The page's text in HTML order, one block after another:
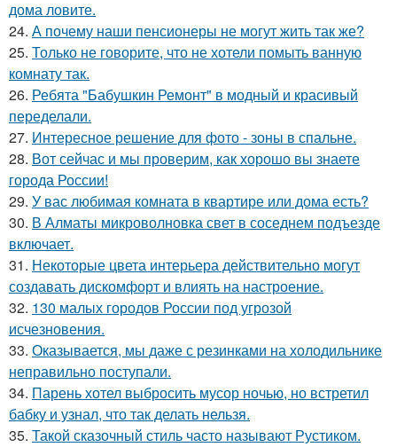
дома ловите.
24. А почему наши пенсионеры не могут жить так же?
25. Только не говорите, что не хотели помыть ванную
комнату так.
26. Ребята "Бабушкин Ремонт" в модный и красивый
переделали.
27. Интересное решение для фото - зоны в спальне.
28. Вот сейчас и мы проверим, как хорошо вы знаете
города России!
29. У вас любимая комната в квартире или дома есть?
30. В Алматы микроволновка свет в соседнем подъезде
включает.
31. Некоторые цвета интерьера действительно могут
создавать дискомфорт и влиять на настроение.
32. 130 малых городов России под угрозой
исчезновения.
33. Оказывается, мы даже с резинками на холодильнике
неправильно поступали.
34. Парень хотел выбросить мусор ночью, но встретил
бабку и узнал, что так делать нельзя.
35. Такой сказочный стиль часто называют Рустиком.